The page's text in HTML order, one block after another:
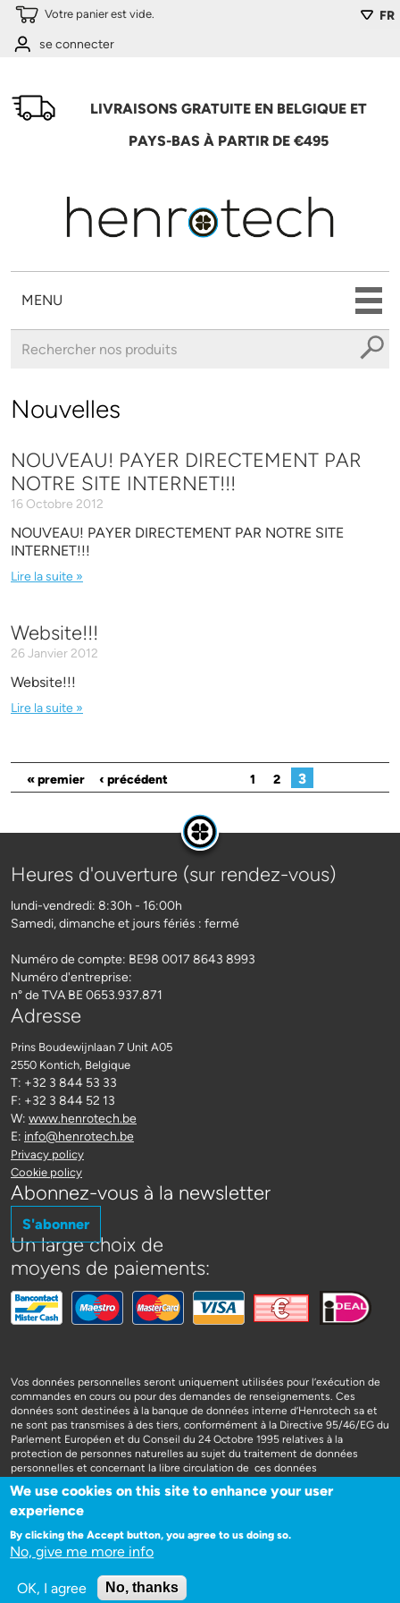
Aller au contenu principal FR
Votre panier est vide.
se connecter
LIVRAISONS GRATUITE EN BELGIQUE ET
PAYS-BAS À PARTIR DE €495
MENU
Nouvelles
NOUVEAU! PAYER DIRECTEMENT PAR
NOTRE SITE INTERNET!!!
16 Octobre 2012
NOUVEAU! PAYER DIRECTEMENT PAR NOTRE SITE
INTERNET!!!
Lire la suite »
Website!!!
26 Janvier 2012
Website!!!
Lire la suite »
Pages
« premier ‹ précédent 1 2 3
Heures d'ouverture (sur rendez-vous)
lundi-vendredi: 8:30h - 16:00h
Samedi, dimanche et jours fériés : fermé
Numéro de compte: BE98 0017 8643 8993
Numéro d'entreprise:
n° de TVA BE 0653.937.871
Adresse
Prins Boudewijnlaan 7 Unit A05
2550 Kontich, Belgique
T: +32 3 844 53 33
F: +32 3 844 52 13
W: www.henrotech.be
E: info@henrotech.be
Privacy policy
Cookie policy
Abonnez-vous à la newsletter
S'abonner
Un large choix de
moyens de paiements:
Vos données personnelles seront uniquement utilisées pour l’exécution de
commandes en cours ou pour des demandes de renseignements. Ces
données sont destinées à la banque de données interne d’Henrotech sa et
ne sont pas transmises à des tiers, conformément à la Directive 95/46/EG du
Parlement Européen et du Conseil du 24 Octobre 1995 relatives à la
protection de personnes naturelles au sujet du traitement de données
personnelles et concernant la libre circulation de ces données
We use cookies on this site to enhance your user
experience
By clicking the Accept button, you agree to us doing so.
No, give me more info
OK, I agree No, thanks